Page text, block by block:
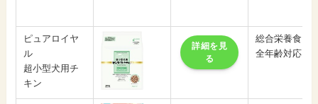
ピュアロイヤ
ル
超小型犬用チ
キン
詳細を見
る
総合栄養食
全年齢対応